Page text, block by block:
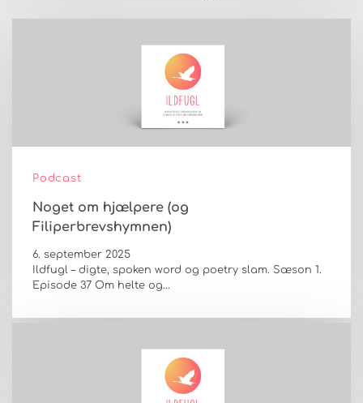
Podcast
Noget om hjælpere (og
Filiperbrevshymnen)
6. september 2025
Ildfugl – digte, spoken word og poetry slam. Sæson 1.
Episode 37 Om helte og…